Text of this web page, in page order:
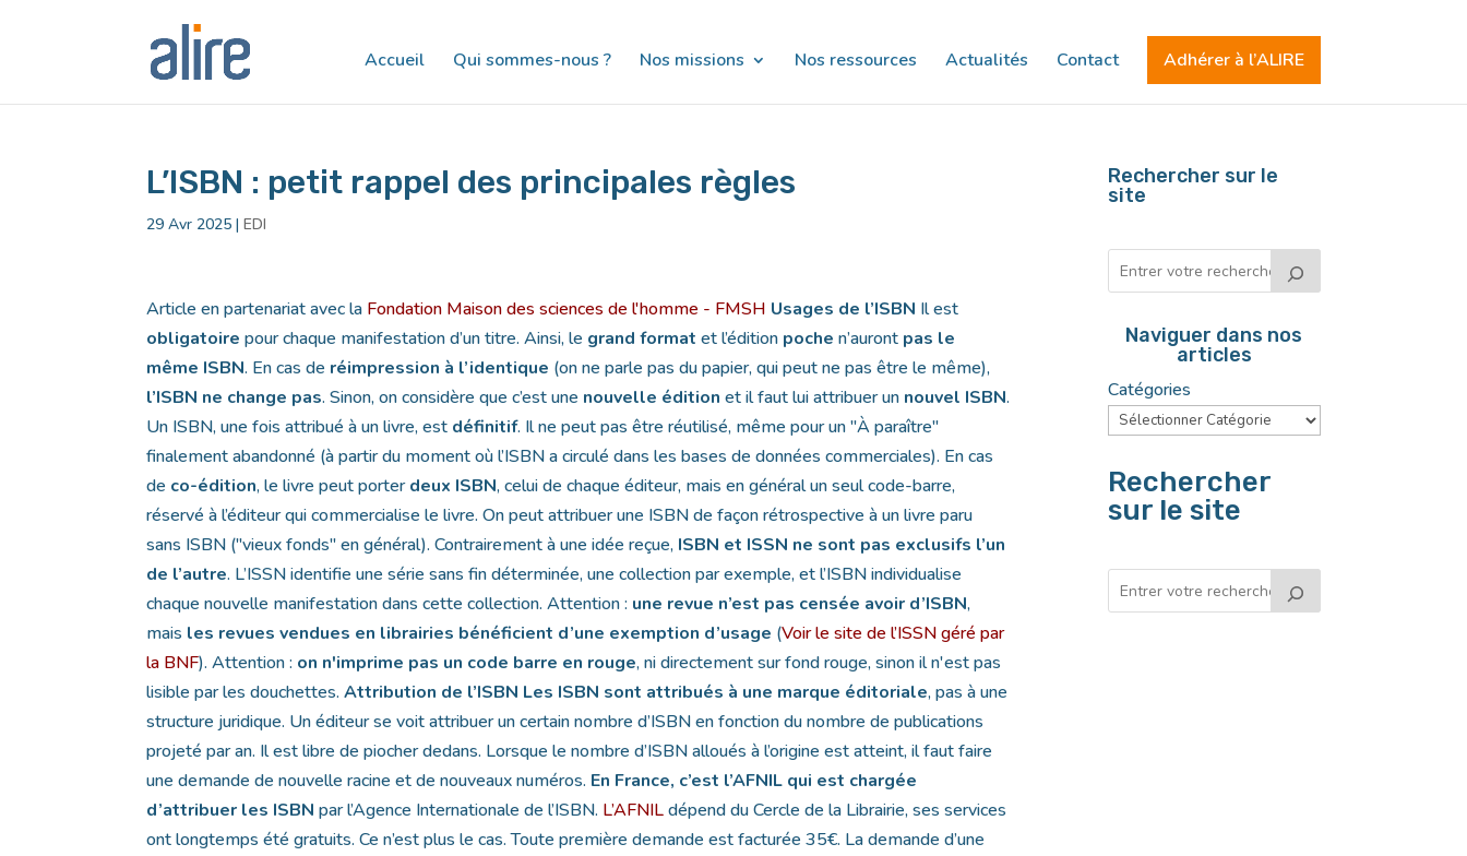
Accueil Qui sommes-nous ? Nos missions Nos ressources Actualités Contact Adhérer à l’ALIRE
L’ISBN : petit rappel des principales règles
29 Avr 2025|EDI
Article en partenariat avec la Fondation Maison des sciences de l'homme - FMSH Usages de l’ISBN Il est
obligatoire pour chaque manifestation d’un titre. Ainsi, le grand format et l’édition poche n’auront pas le
même ISBN. En cas de réimpression à l’identique (on ne parle pas du papier, qui peut ne pas être le même),
l’ISBN ne change pas. Sinon, on considère que c’est une nouvelle édition et il faut lui attribuer un nouvel ISBN.
Un ISBN, une fois attribué à un livre, est définitif. Il ne peut pas être réutilisé, même pour un "À paraître"
finalement abandonné (à partir du moment où l’ISBN a circulé dans les bases de données commerciales). En cas
de co-édition, le livre peut porterdeux ISBN, celui de chaque éditeur, mais en général un seul code-barre,
réservé à l’éditeur qui commercialise le livre. On peut attribuer une ISBN de façon rétrospective à un livre paru
sans ISBN ("vieux fonds" en général). Contrairement à une idée reçue, ISBN et ISSN ne sont pas exclusifs l’un
de l’autre. L’ISSN identifie une série sans fin déterminée, une collection par exemple, et l’ISBN individualise
chaque nouvelle manifestation dans cette collection. Attention : une revue n’est pas censée avoir d’ISBN,
mais les revues vendues en librairies bénéficient d’une exemption d’usage (Voir le site de l’ISSN géré par
la BNF). Attention : on n'imprime pas un code barre en rouge, ni directement sur fond rouge, sinon il n'est pas
lisible par les douchettes.Attribution de l’ISBN Les ISBN sont attribués à une marque éditoriale, pas à une
structure juridique. Un éditeur se voit attribuer un certain nombre d’ISBN en fonction du nombre de publications
projeté par an. Il est libre de piocher dedans. Lorsque le nombre d’ISBN alloués à l’origine est atteint, il faut faire
une demande de nouvelle racine et de nouveaux numéros. En France, c’est l’AFNIL qui est chargée
d’attribuer les ISBN par l’Agence Internationale de l’ISBN. L’AFNILdépend du Cercle de la Librairie, ses services
ont longtemps été gratuits. Ce n’est plus le cas. Toute première demande est facturée 35€. La demande d’une
Rechercher sur le
site
Naviguer dans nos
articles
Catégories
Rechercher
sur le site